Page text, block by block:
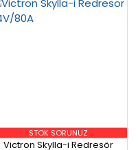
STOK SORUNUZ
Victron Skylla-i Redresör